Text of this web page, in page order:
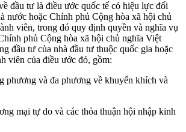
đầu tư là điều ước quốc tế có hiệu lực đối
nước hoặc Chính phủ Cộng hòa xã hội chủ
viên, trong đó quy định quyền và nghĩa vụ
phủ Cộng hòa xã hội chủ nghĩa Việt
đầu tư của nhà đầu tư thuộc quốc gia hoặc
viên của điều ước đó, gồm:
phương và đa phương về khuyến khích và
mại tự do và các thỏa thuận hội nhập kinh